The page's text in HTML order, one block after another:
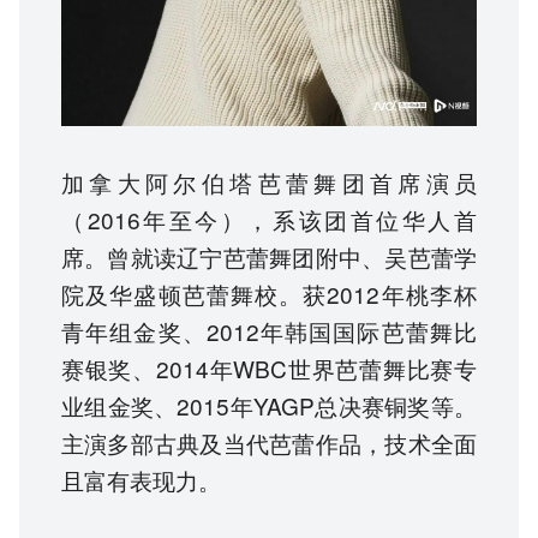
加拿大阿尔伯塔芭蕾舞团首席演员
（2016年至今），系该团首位华人首
席。曾就读辽宁芭蕾舞团附中、吴芭蕾学
院及华盛顿芭蕾舞校。获2012年桃李杯
青年组金奖、2012年韩国国际芭蕾舞比
赛银奖、2014年WBC世界芭蕾舞比赛专
业组金奖、2015年YAGP总决赛铜奖等。
主演多部古典及当代芭蕾作品，技术全面
且富有表现力。